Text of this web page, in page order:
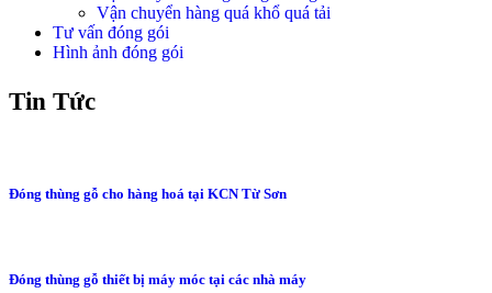
Vận chuyển hàng quá khổ quá tải
Tư vấn đóng gói
Hình ảnh đóng gói
Tin Tức
Đóng thùng gỗ cho hàng hoá tại KCN Từ Sơn
Đóng thùng gỗ thiết bị máy móc tại các nhà máy